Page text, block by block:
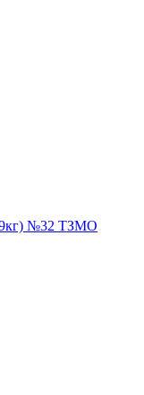
9кг) №32 ТЗМО